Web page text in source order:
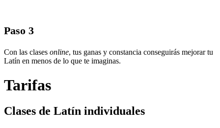
Paso 3
Con las clases online, tus ganas y constancia conseguirás mejorar tu
Latín en menos de lo que te imaginas.
Tarifas
Clases de Latín individuales